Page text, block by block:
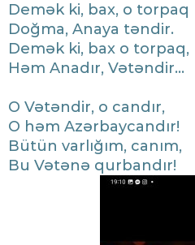
​Demək ki, bax, o torpaq
Doğma, Anaya təndir.
Demək ki, bax o torpaq,
Həm Anadır, Vətəndir...
O Vətəndir, o candır,
O həm Azərbaycandır!
​Bütün varlığım, canım,
Bu Vətənə qurbandır!